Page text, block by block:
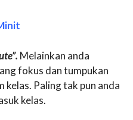
Melainkan anda
fokus dan tumpukan
kelas. Paling tak pun anda
kelas.